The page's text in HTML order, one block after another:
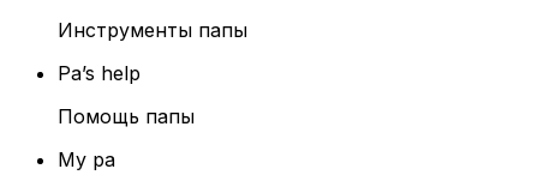
Инструменты папы
Pa’s help
Помощь папы
My pa